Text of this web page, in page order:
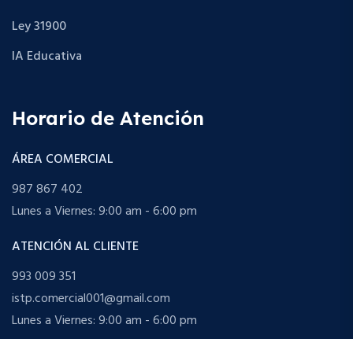
Ley 31900
IA Educativa
Horario de Atención
ÁREA COMERCIAL
987 867 402
Lunes a Viernes: 9:00 am - 6:00 pm
ATENCIÓN AL CLIENTE
993 009 351
istp.comercial001@gmail.com
Lunes a Viernes: 9:00 am - 6:00 pm